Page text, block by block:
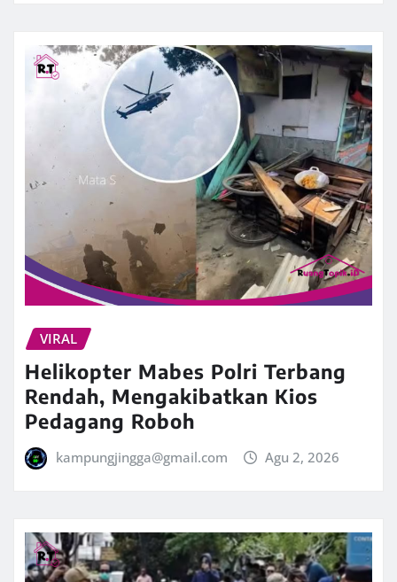
VIRAL
Helikopter Mabes Polri Terbang
Rendah, Mengakibatkan Kios
Pedagang Roboh
kampungjingga@gmail.com Agu 2, 2026